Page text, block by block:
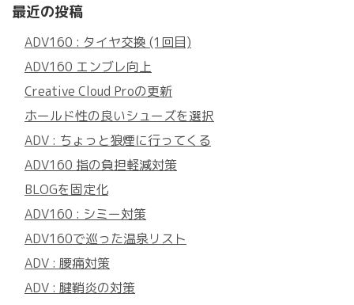
最近の投稿
ADV160 : タイヤ交換 (1回目)
ADV160 エンブレ向上
Creative Cloud Proの更新
ホールド性の良いシューズを選択
ADV : ちょっと狼煙に行ってくる
ADV160 指の負担軽減対策
BLOGを固定化
ADV160 : シミー対策
ADV160で巡った温泉リスト
ADV : 腰痛対策
ADV : 腱鞘炎の対策